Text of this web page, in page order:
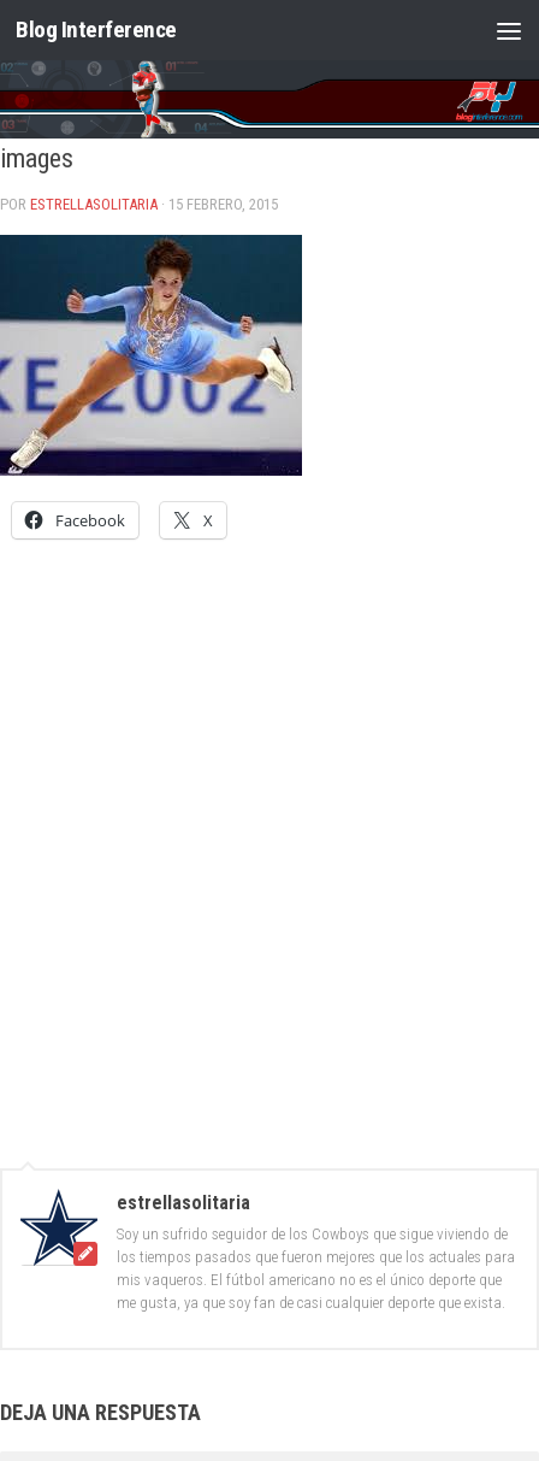
Saltar al contenido
Blog Interference
images
POR ESTRELLASOLITARIA · 15 FEBRERO, 2015
Facebook X
estrellasolitaria
Soy un sufrido seguidor de los Cowboys que sigue viviendo de
los tiempos pasados que fueron mejores que los actuales para
mis vaqueros. El fútbol americano no es el único deporte que
me gusta, ya que soy fan de casi cualquier deporte que exista.
DEJA UNA RESPUESTA